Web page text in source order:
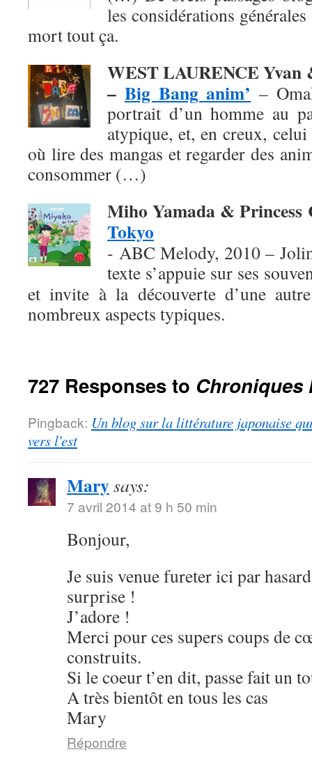
les considérations
mort tout ça.
WEST LAURENCE Yvan
– Big Bang anim’ –
portrait d’un homme au
atypique, et, en creux,
où lire des mangas et regarder des
consommer (…)
Miho Yamada & Princess
Tokyo
- ABC Melody, 2010 –
texte s’appuie sur ses
et invite à la découverte d’une
nombreux aspects typiques.
727 Responses to Chroniques
Pingback: Un blog sur la littérature japonaise
vers l'est
Marysays:
7 avril 2014 at 9 h 50 min
Bonjour,
Je suis venue fureter ici par
surprise !
J’adore !
Merci pour ces supers coups de
construits.
Si le coeur t’en dit, passe fait un
A très bientôt en tous les cas
Mary
Répondre